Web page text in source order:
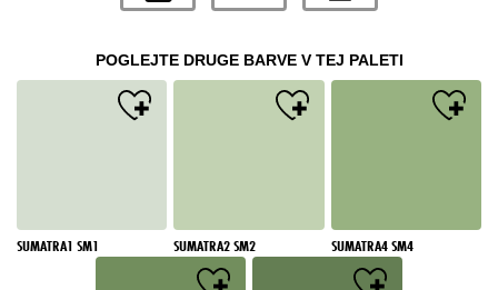
POGLEJTE DRUGE BARVE V TEJ PALETI
SUMATRA1 SM1 SUMATRA2 SM2 SUMATRA4 SM4